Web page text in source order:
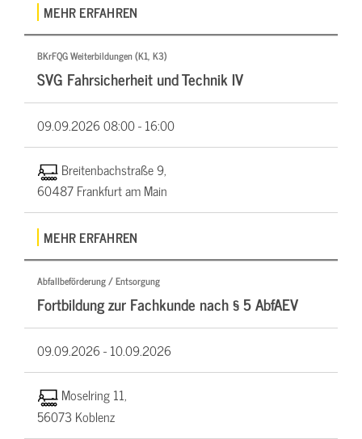
MEHR ERFAHREN
BKrFQG Weiterbildungen (K1, K3)
SVG Fahrsicherheit und Technik IV
09.09.202608:00 - 16:00
Breitenbachstraße 9,
60487 Frankfurt am Main
MEHR ERFAHREN
Abfallbeförderung / Entsorgung
Fortbildung zur Fachkunde nach § 5 AbfAEV
09.09.2026 -10.09.2026
Moselring 11,
56073 Koblenz